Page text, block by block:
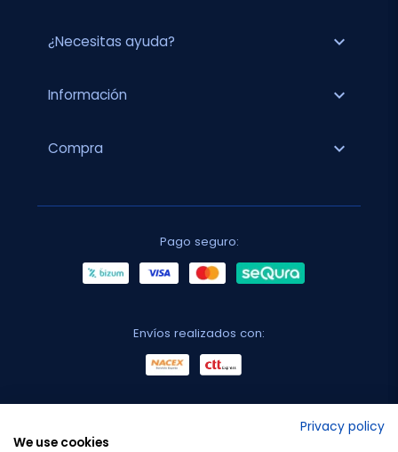
¿Necesitas ayuda? expand_more
Información expand_more
Compra expand_more
Pago seguro:
Envíos realizados con:
Privacy policy
We use cookies